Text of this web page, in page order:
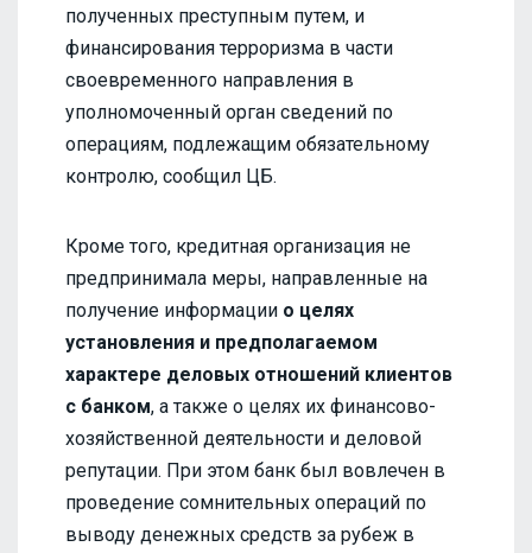
полученных преступным путем, и
финансирования терроризма в части
своевременного направления в
уполномоченный орган сведений по
операциям, подлежащим обязательному
контролю, сообщил ЦБ.
Кроме того, кредитная организация не
предпринимала меры, направленные на
получение информации о целях
установления и предполагаемом
характере деловых отношений клиентов
с банком, а также о целях их финансово-
хозяйственной деятельности и деловой
репутации. При этом банк был вовлечен в
проведение сомнительных операций по
выводу денежных средств за рубеж в